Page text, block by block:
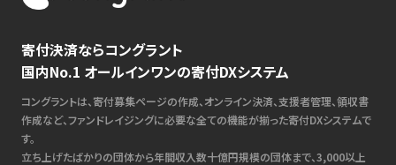
寄付決済ならコングラント
国内No.1 オールインワンの寄付DXシステム
コングラントは、寄付募集ページの作成、オンライン決済、支援者管理、領収書
作成など、ファンドレイジングに必要な全ての機能が揃った寄付DXシステムで
す。
立ち上げたばかりの団体から年間収入数十億円規模の団体まで、3,000以上